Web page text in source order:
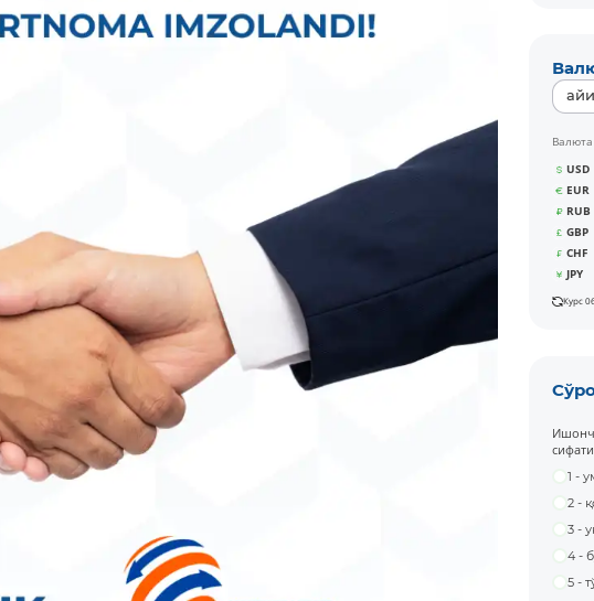
Валюта
USD
EUR
RUB
GBP
CHF
JPY
Курс
Ишонч
1 -
2 -
3 -
4 -
5 -